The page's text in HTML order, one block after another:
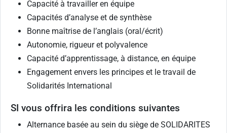
Capacité à travailler en équipe
Capacités d’analyse et de synthèse
Bonne maîtrise de l’anglais (oral/écrit)
Autonomie, rigueur et polyvalence
Capacité d’apprentissage, à distance, en équipe
Engagement envers les principes et le travail de
Solidarités International
SI vous offrira les conditions suivantes
Alternance basée au sein du siège de SOLIDARITES